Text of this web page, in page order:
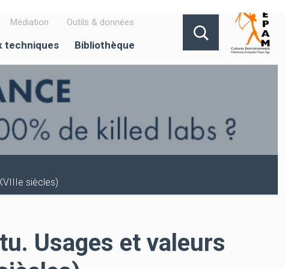
Médiation Outils & données
techniques Bibliothèque
siècles)
Usages et valeurs